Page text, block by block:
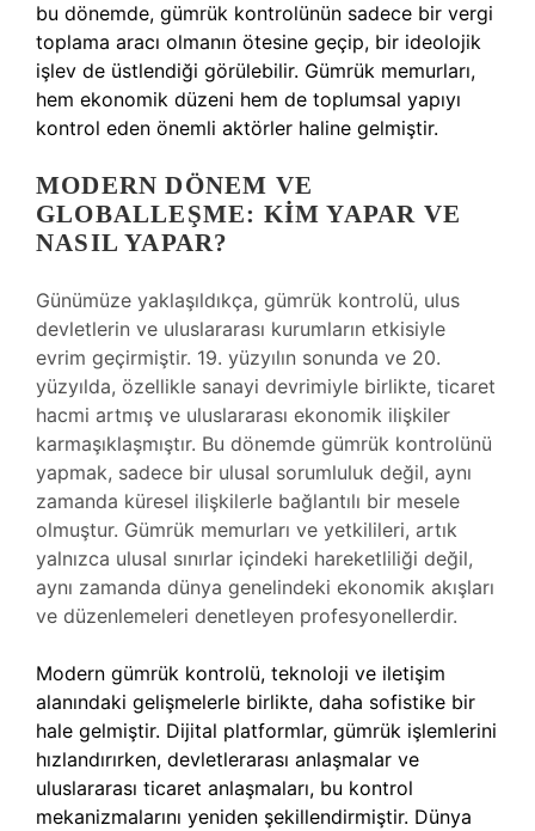
bu dönemde, gümrük kontrolünün sadece bir vergi
toplama aracı olmanın ötesine geçip, bir ideolojik
işlev de üstlendiği görülebilir. Gümrük memurları,
hem ekonomik düzeni hem de toplumsal yapıyı
kontrol eden önemli aktörler haline gelmiştir.
MODERN DÖNEM VE
GLOBALLEŞME: KIM YAPAR VE
NASIL YAPAR?
Günümüze yaklaşıldıkça, gümrük kontrolü, ulus
devletlerin ve uluslararası kurumların etkisiyle
evrim geçirmiştir. 19. yüzyılın sonunda ve 20.
yüzyılda, özellikle sanayi devrimiyle birlikte, ticaret
hacmi artmış ve uluslararası ekonomik ilişkiler
karmaşıklaşmıştır. Bu dönemde gümrük kontrolünü
yapmak, sadece bir ulusal sorumluluk değil, aynı
zamanda küresel ilişkilerle bağlantılı bir mesele
olmuştur. Gümrük memurları ve yetkilileri, artık
yalnızca ulusal sınırlar içindeki hareketliliği değil,
aynı zamanda dünya genelindeki ekonomik akışları
ve düzenlemeleri denetleyen profesyonellerdir.
Modern gümrük kontrolü, teknoloji ve iletişim
alanındaki gelişmelerle birlikte, daha sofistike bir
hale gelmiştir. Dijital platformlar, gümrük işlemlerini
hızlandırırken, devletlerarası anlaşmalar ve
uluslararası ticaret anlaşmaları, bu kontrol
mekanizmalarını yeniden şekillendirmiştir. Dünya